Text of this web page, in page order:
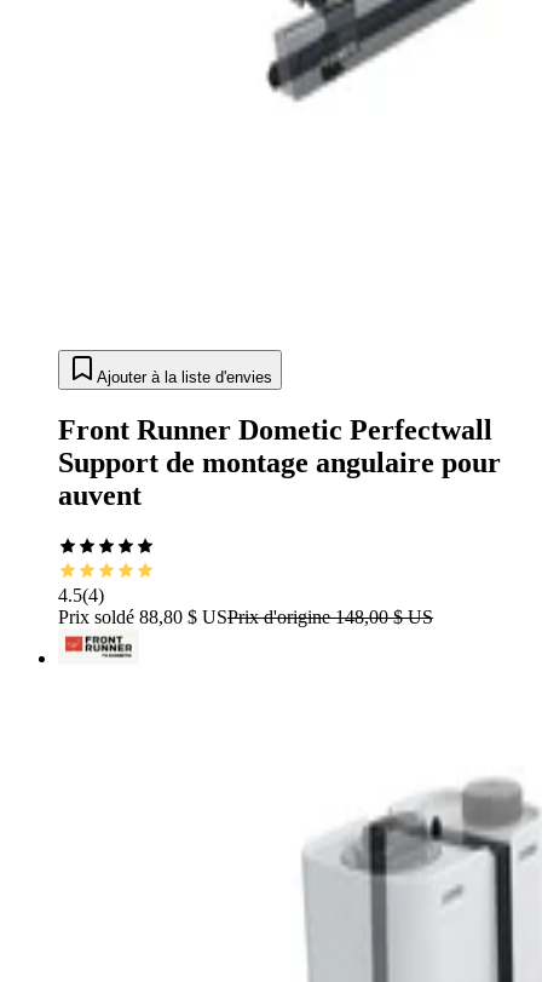
Ajouter à la liste d'envies
Front Runner Dometic Perfectwall
Support de montage angulaire pour
auvent
4.5(4)
Prix soldé 88,80 $ USPrix d'origine 148,00 $ US